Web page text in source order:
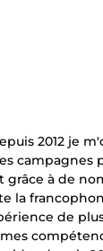
2012 je
à de
la
de